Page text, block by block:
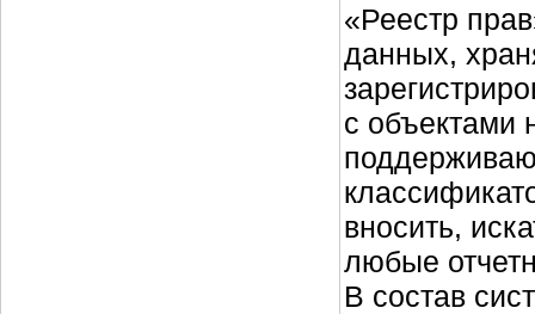
«Реестр
данных,
с объектами
вносить,
любые
В состав